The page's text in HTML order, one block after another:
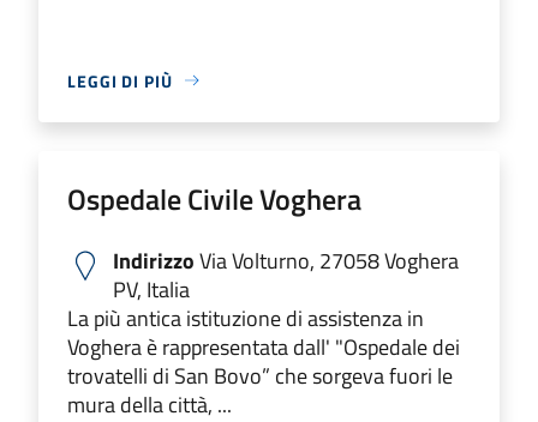
LEGGI DI PIÙ
Ospedale Civile Voghera
IndirizzoVia Volturno, 27058 Voghera
PV, Italia
La più antica istituzione di assistenza in
Voghera è rappresentata dall' "Ospedale dei
trovatelli di San Bovo” che sorgeva fuori le
mura della città, ...